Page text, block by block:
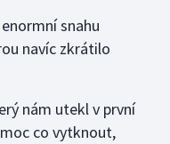
snahu
navíc zkrátilo
nám utekl v první
co vytknout,